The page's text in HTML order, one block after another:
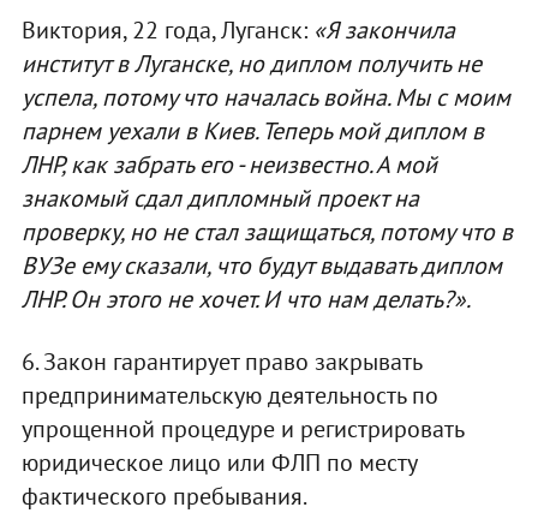
Виктория, 22 года, Луганск: «Я закончила
институт в Луганске, но диплом получить не
успела, потому что началась война. Мы с моим
парнем уехали в Киев. Теперь мой диплом в
ЛНР, как забрать его - неизвестно. А мой
знакомый сдал дипломный проект на
проверку, но не стал защищаться, потому что в
ВУЗе ему сказали, что будут выдавать диплом
ЛНР. Он этого не хочет. И что нам делать?».
6. Закон гарантирует право закрывать
предпринимательскую деятельность по
упрощенной процедуре и регистрировать
юридическое лицо или ФЛП по месту
фактического пребывания.